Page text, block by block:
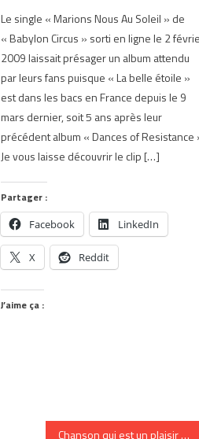
Le single « Marions Nous Au Soleil » de
« Babylon Circus » sorti en ligne le 2
2009 laissait présager un album attendu
par leurs fans puisque « La belle étoile »
est dans les bacs en France depuis le 9
mars dernier, soit 5 ans après leur
précédent album « Dances of Resistance
Je vous laisse découvrir le clip […]
Partager :
Facebook LinkedIn
X Reddit
J’aime ça :
Chanson qui est un plaisir coupable: Duck Sauce de Barbra Streisand